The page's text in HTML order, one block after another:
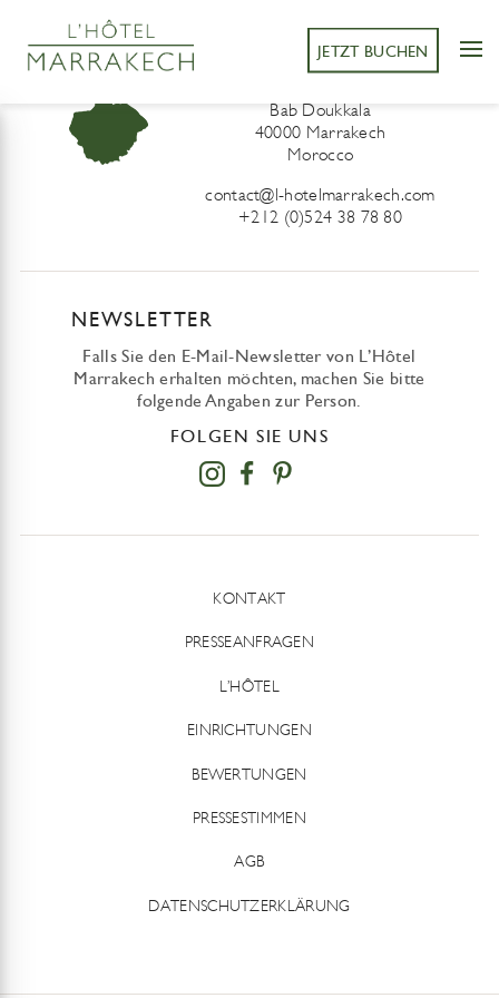
JETZT BUCHEN
L’Hôtel Marrakech
Bab Doukkala
40000 Marrakech
Morocco
contact@l-hotelmarrakech.com
+212 (0)524 38 78 80
NEWSLETTER
Falls Sie den E-Mail-Newsletter von L’Hôtel
Marrakech erhalten möchten, machen Sie bitte
folgende Angaben zur Person.
FOLGEN SIE UNS
KONTAKT
PRESSEANFRAGEN
L’HÔTEL
EINRICHTUNGEN
BEWERTUNGEN
PRESSESTIMMEN
AGB
DATENSCHUTZERKLÄRUNG